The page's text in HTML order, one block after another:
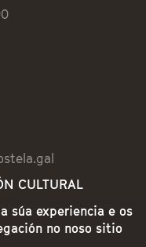
CULTURAL
súa experiencia e os
no noso sitio